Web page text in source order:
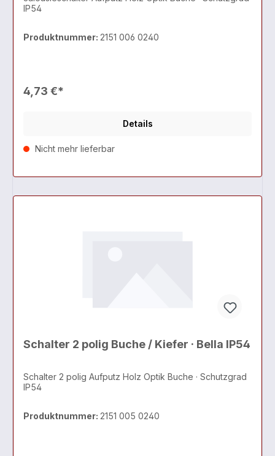
IP54
Produktnummer: 2151 006 0240
4,73 €*
Details
Nicht mehr lieferbar
Schalter 2 polig Buche / Kiefer · Bella IP54
Schalter 2 polig Aufputz Holz Optik Buche · Schutzgrad
IP54
Produktnummer: 2151 005 0240